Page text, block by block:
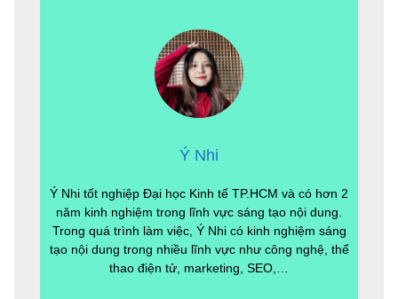
Ý Nhi
Ý Nhi tốt nghiệp Đại học Kinh tế TP.HCM và có hơn 2
năm kinh nghiệm trong lĩnh vực sáng tạo nội dung.
Trong quá trình làm việc, Ý Nhi có kinh nghiệm sáng
tạo nội dung trong nhiều lĩnh vực như công nghệ, thể
thao điện tử, marketing, SEO,…